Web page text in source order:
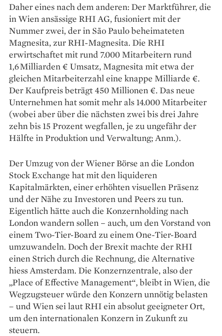
Daher eines nach dem ­anderen: Der Marktführer, die
in Wien ansässige RHI AG, fusioniert mit der
Nummer zwei, der in São Paulo beheimateten
Magnesita, zur RHI-Magnesita. Die RHI
erwirtschaftet mit rund 7.000 Mitarbeitern rund
1,6 Milliarden € Umsatz, Magnesita mit etwa der
gleichen Mitarbeiterzahl eine knappe Milliarde €.
Der Kaufpreis beträgt 450 Millionen €. Das neue
Unternehmen hat somit mehr als 14.000 Mitarbeiter
(wobei aber über die nächsten zwei bis drei Jahre
zehn bis 15 Prozent wegfallen, je zu ungefähr der
Hälfte in Produktion und Verwaltung; Anm.).
Der Umzug von der Wiener Börse an die London
Stock Exchange hat mit den liquideren
Kapitalmärkten, einer erhöhten visuellen Präsenz
und der Nähe zu Investoren und Peers zu tun.
Eigentlich hätte auch die Konzernholding nach
London wandern sollen – auch, um den Vorstand von
einem Two-Tier-Board zu einem One-Tier-Board
umzuwandeln. Doch der Brexit machte der RHI
einen Strich durch die Rechnung, die Alternative
hiess Amsterdam. Die Konzernzentrale, also der
„Place of Effective Management“, bleibt in Wien, die
Wegzugsteuer würde den Konzern unnötig belasten
– und Wien sei laut RHI ein absolut geeigneter Ort,
um den internationalen Konzern in Zukunft zu
steuern.